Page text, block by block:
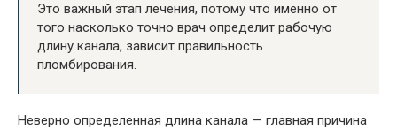
Это важный этап лечения, потому что именно от
того насколько точно врач определит рабочую
длину канала, зависит правильность
пломбирования.
Неверно определенная длина канала — главная причина